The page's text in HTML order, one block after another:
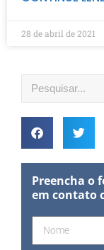
28 de abril de 2021
Preencha o
em contato